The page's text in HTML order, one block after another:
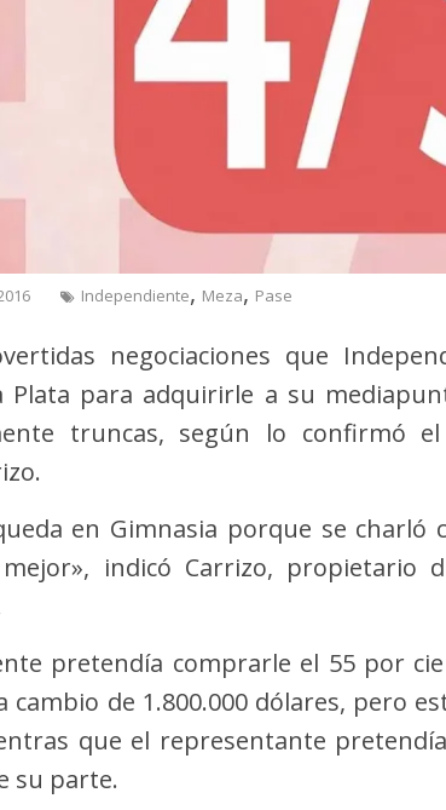
Independiente, Meza, Pase
negociaciones que
Plata para adquirirle a su
truncas, según lo confirmó
en Gimnasia porque se charló
indicó Carrizo, propietario
pretendía comprarle el 55 por
cambio de 1.800.000 dólares, pero
que el representante
su parte.